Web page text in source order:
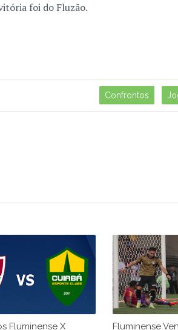
foi do Fluzão.
Confrontos
Fluminense X Fluminense